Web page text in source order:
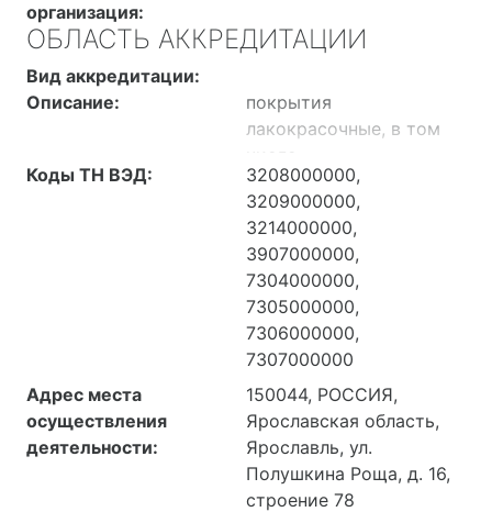
организация:
ОБЛАСТЬ АККРЕДИТАЦИИ
Вид аккредитации:
Описание:
покрытия
лакокрасочные, в том
порошковые,порошковые
краски и покрытия на
их основе, трубы
стальные с
антикоррозионными
покрытиями
Коды ТН ВЭД:
3208000000,
3209000000,
3214000000,
3907000000,
7304000000,
7305000000,
7306000000,
7307000000
Адрес места
осуществления
деятельности:
150044, РОССИЯ,
Ярославская область,
Ярославль, ул.
Полушкина Роща, д. 16,
строение 78